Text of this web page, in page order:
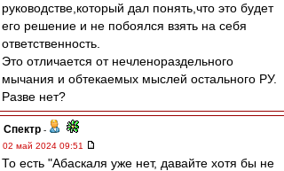
руководстве,который дал понять,что это будет
его решение и не побоялся взять на себя
ответственность.
Это отличается от нечленораздельного
мычания и обтекаемых мыслей остального РУ.
Разве нет?
Спектр -
02 май 2024 09:51
То есть "Абаскаля уже нет, давайте хотя бы не